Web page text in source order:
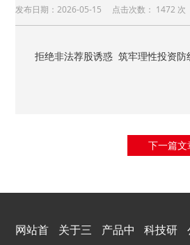
发布日期：2026-05-15 点击次数： 1472
拒绝非法荐股诱惑 筑牢理性投资防
下一篇文
网站首 关于三 产品中 科技研